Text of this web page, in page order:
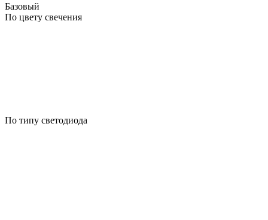
Базовый
По цвету свечения
По типу светодиода